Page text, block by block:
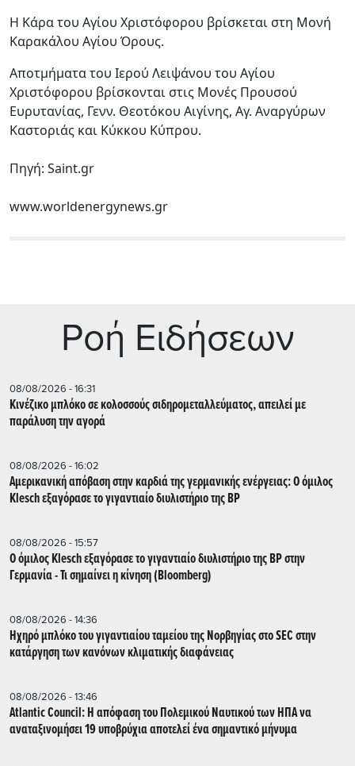
Η Κάρα του Αγίου Χριστόφορου βρίσκεται στη Μονή
Καρακάλου Αγίου Όρους.
Αποτμήματα του Ιερού Λειψάνου του Αγίου
Χριστόφορου βρίσκονται στις Μονές Προυσού
Ευρυτανίας, Γενν. Θεοτόκου Αιγίνης, Αγ. Αναργύρων
Καστοριάς και Κύκκου Κύπρου.
Πηγή: Saint.gr
www.worldenergynews.gr
Ρoή Ειδήσεων
08/08/2026 - 16:31
Κινέζικο μπλόκο σε κολοσσούς σιδηρομεταλλεύματος, απειλεί με
παράλυση την αγορά
08/08/2026 - 16:02
Αμερικανική απόβαση στην καρδιά της γερμανικής ενέργειας: Ο όμιλος
Klesch εξαγόρασε το γιγαντιαίο διυλιστήριο της BP
08/08/2026 - 15:57
Ο όμιλος Klesch εξαγόρασε το γιγαντιαίο διυλιστήριο της BP στην
Γερμανία - Τι σημαίνει η κίνηση (Βloomberg)
08/08/2026 - 14:36
Ηχηρό μπλόκο του γιγαντιαίου ταμείου της Νορβηγίας στο SEC στην
κατάργηση των κανόνων κλιματικής διαφάνειας
08/08/2026 - 13:46
Atlantic Council: Η απόφαση του Πολεμικού Ναυτικού των ΗΠΑ να
αναταξινομήσει 19 υποβρύχια αποτελεί ένα σημαντικό μήνυμα